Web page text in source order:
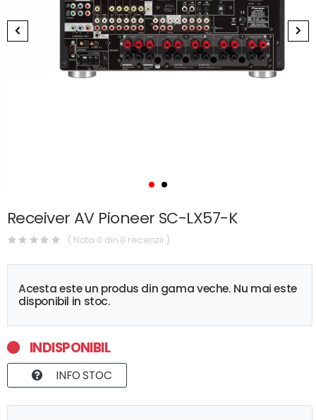
Receiver AV Pioneer SC-LX57-K
( Nota 0 din 0 recenzii )
Acesta este un produs din gama veche. Nu mai este
disponibil in stoc.
INDISPONIBIL
INFO STOC